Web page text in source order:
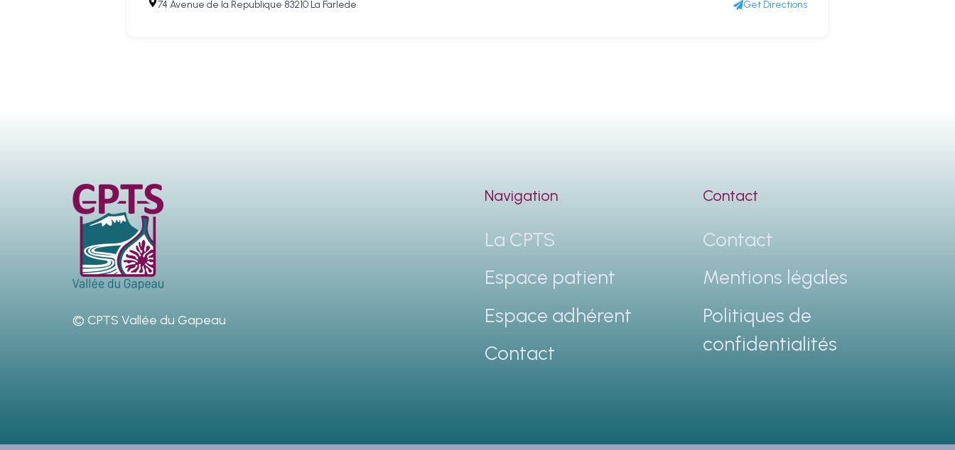
74 Avenue de la Republique 83210 La Farlede Get Directions
© CPTS Vallée du Gapeau
Navigation
La CPTS
Espace patient
Espace adhérent
Contact
Contact
Contact
Mentions légales
Politiques de
confidentialités